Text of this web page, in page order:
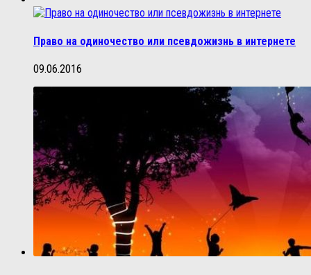
Право на одиночество или псевдожизнь в интернете
09.06.2016